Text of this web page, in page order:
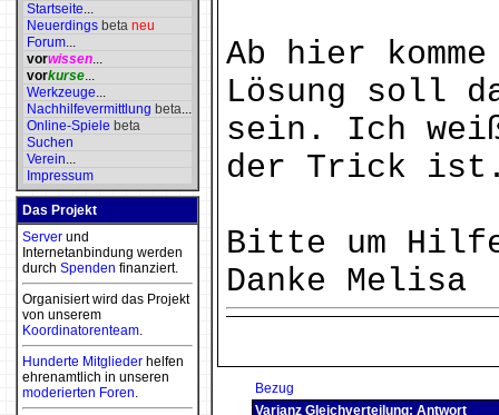
Startseite...
Neuerdings beta neu
Forum...
vorwissen...
vorkurse...
Werkzeuge...
Nachhilfevermittlung beta...
Online-Spiele beta
Suchen
Verein...
Impressum
Das Projekt
Server und
Internetanbindung werden
durch Spenden finanziert.
Organisiert wird das Projekt
von unserem
Koordinatorenteam.
Hunderte Mitglieder helfen
ehrenamtlich in unseren
moderierten Foren.
Ab hier
Lösung soll
sein. Ich
der Trick
Bitte um
Danke Melisa
Bezug
Varianz Gleichverteilung: Antwort